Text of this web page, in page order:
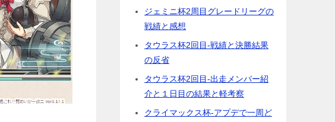
ジェミニ杯2周目グレードリーグの
戦績と感想
タウラス杯2回目-戦績と決勝結果
の反省
タウラス杯2回目-出走メンバー紹
介と１日目の結果と軽考察
クライマックス杯-アプデで一周ど